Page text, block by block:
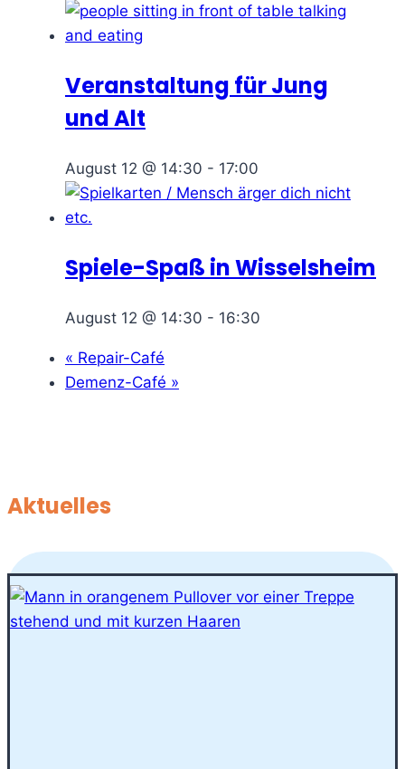
Veranstaltung für Jung
und Alt
August 12 @ 14:30 - 17:00
Spiele-Spaß in Wisselsheim
August 12 @ 14:30 - 16:30
« Repair-Café
Demenz-Café »
Aktuelles